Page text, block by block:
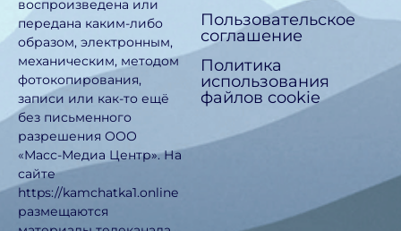
воспроизведена или
передана каким-либо
образом, электронным,
механическим, методом
фотокопирования,
записи или как-то ещё
без письменного
разрешения ООО
«Масс-Медиа Центр». На
сайте
https://kamchatka1.online
размещаются
Пользовательское
соглашение
Политика
использования
файлов cookie